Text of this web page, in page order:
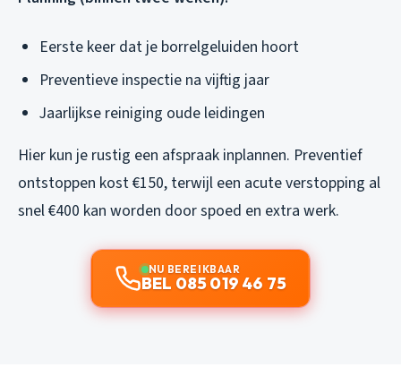
Eerste keer dat je borrelgeluiden hoort
Preventieve inspectie na vijftig jaar
Jaarlijkse reiniging oude leidingen
Hier kun je rustig een afspraak inplannen. Preventief
ontstoppen kost €150, terwijl een acute verstopping al
snel €400 kan worden door spoed en extra werk.
NU BEREIKBAAR
BEL 085 019 46 75